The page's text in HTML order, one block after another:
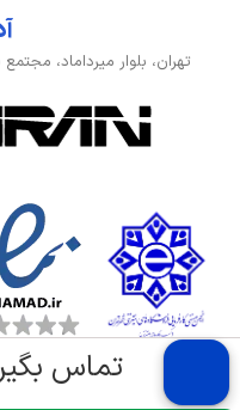
طبقه‌بندی
1.8
تماس بگیرید
تهران، بلوار میرداماد، مجتمع